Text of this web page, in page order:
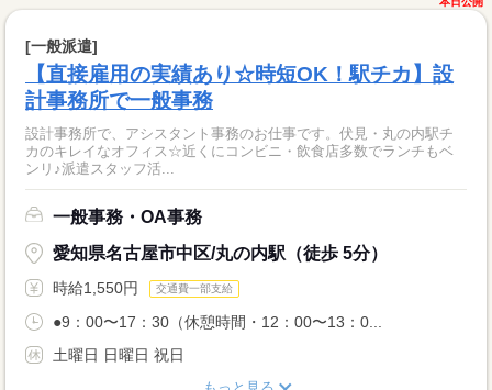
[一般派遣]
【直接雇用の実績あり☆時短OK！駅チカ】設
計事務所で一般事務
設計事務所で、アシスタント事務のお仕事です。伏見・丸の内駅チ
カのキレイなオフィス☆近くにコンビニ・飲食店多数でランチもベ
ンリ♪派遣スタッフ活...
一般事務・OA事務
愛知県名古屋市中区/丸の内駅（徒歩 5分）
時給1,550円 交通費一部支給
●9：00〜17：30（休憩時間・12：00〜13：0...
土曜日 日曜日 祝日